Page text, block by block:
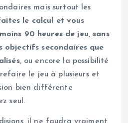
mais surtout les
le calcul et vous
90 heures de jeu, sans
objectifs secondaires que
, ou encore la possibilité
le jeu à plusieurs et
bien différente
seul.
il ne faudra vraiment